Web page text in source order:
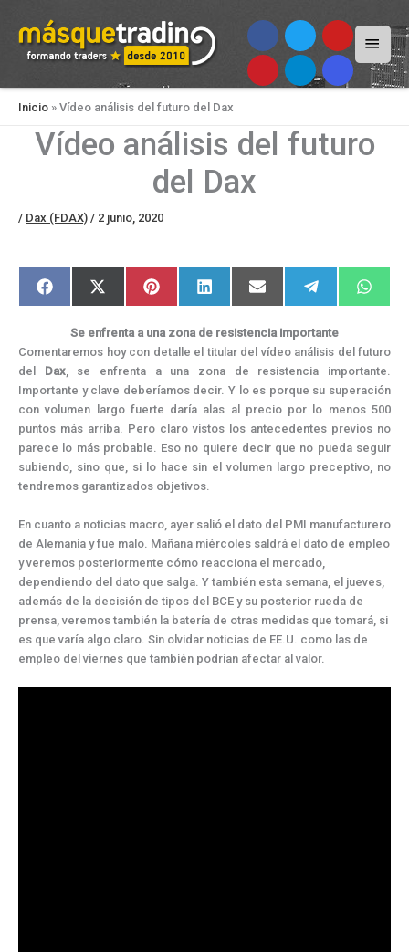
Menú
Inicio » Vídeo análisis del futuro del Dax
Vídeo análisis del futuro
del Dax
/ Dax (FDAX) / 2 junio, 2020
Compartir
en
F
a
o
k
Compartir
en
X
(
w
i
t
e
r
)
Compartir
en
P
i
t
e
r
s
t
Compartir
en
L
i
k
e
d
n
Compartir
en
E
m
i
l
Compartir
en
e
e
g
r
m
en
W
h
A
p
Se enfrenta a una zona de resistencia importante
Comentaremos hoy con detalle el titular del vídeo análisis del futuro
del Dax, se enfrenta a una zona de resistencia importante.
Importante y clave deberíamos decir. Y lo es porque su superación
con volumen largo fuerte daría alas al precio por lo menos 500
puntos más arriba. Pero claro vistos los antecedentes previos no
parece lo más probable. Eso no quiere decir que no pueda seguir
subiendo, sino que, si lo hace sin el volumen largo preceptivo, no
tendremos garantizados objetivos.
En cuanto a noticias macro, ayer salió el dato del PMI manufacturero
de Alemania y fue malo. Mañana miércoles saldrá el dato de empleo
y veremos posteriormente cómo reacciona el mercado,
dependiendo del dato que salga. Y también esta semana, el jueves,
además de la decisión de tipos del BCE y su posterior rueda de
prensa, veremos también la batería de otras medidas que tomará, si
es que varía algo claro. Sin olvidar noticias de EE.U. como las de
empleo del viernes que también podrían afectar al valor.